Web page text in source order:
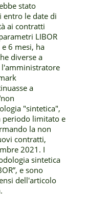
stato
le date di
ai contratti
LIBOR
e 6 mesi, ha
diverse a
l'amministratore
a
"sintetica",
periodo limitato e
la non
contratti,
2021. I
sintetica
e sono
dell'articolo